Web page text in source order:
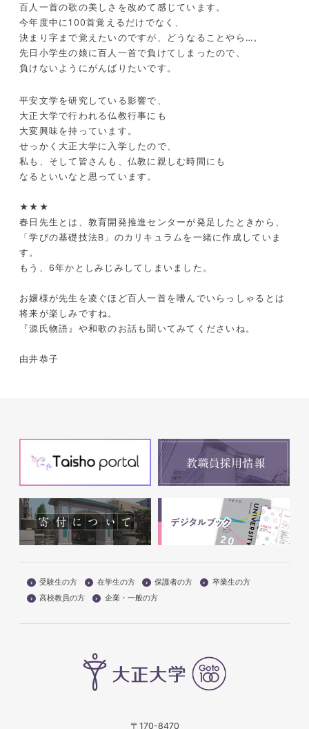
百人一首の歌の美しさを改めて感じています。
今年度中に100首覚えるだけでなく、
決まり字まで覚えたいのですが、どうなることやら…。
先日小学生の娘に百人一首で負けてしまったので、
負けないようにがんばりたいです。
平安文学を研究している影響で、
大正大学で行われる仏教行事にも
大変興味を持っています。
せっかく大正大学に入学したので、
私も、そして皆さんも、仏教に親しむ時間にも
なるといいなと思っています。
★★★
春日先生とは、教育開発推進センターが発足したときから、
「学びの基礎技法B」のカリキュラムを一緒に作成していま
す。
もう、6年かとしみじみしてしまいました。
お嬢様が先生を凌ぐほど百人一首を嗜んでいらっしゃるとは
将来が楽しみですね。
『源氏物語』や和歌のお話も聞いてみてくださいね。
由井恭子
受験生の方 在学生の方 保護者の方
卒業生の方
高校教員の方
企業・一般の方
〒170-8470